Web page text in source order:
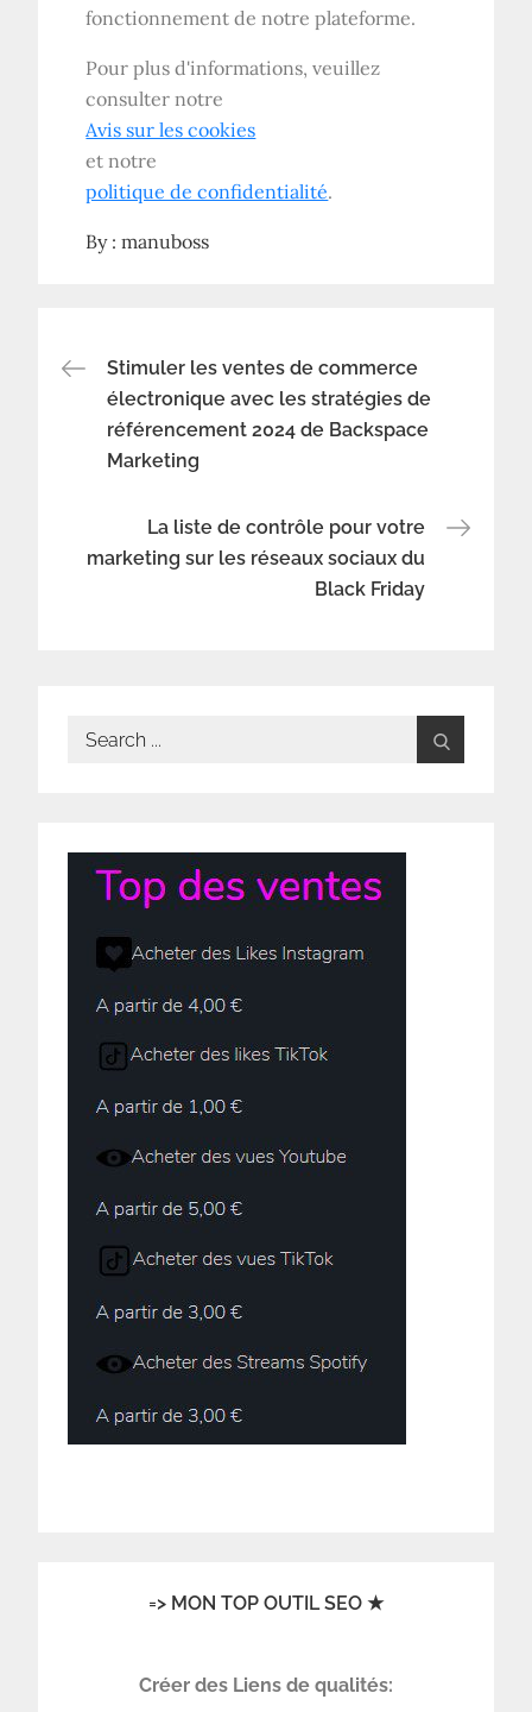
fonctionnement de notre plateforme.
Pour plus d'informations, veuillez
consulter notre
Avis sur les cookies
et notre
politique de confidentialité.
By :manuboss
Navigation
de
l’article
Stimuler les ventes de commerce
électronique avec les stratégies de
référencement 2024 de Backspace
Marketing
La liste de contrôle pour votre
marketing sur les réseaux sociaux du
Black Friday
Search
=> MON TOP OUTIL SEO ★
Créer des Liens de qualités: